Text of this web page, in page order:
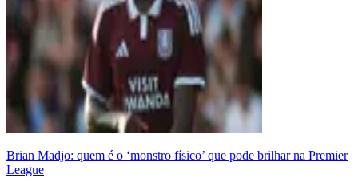
Brian Madjo: quem é o ‘monstro físico’ que pode brilhar na Premier
League